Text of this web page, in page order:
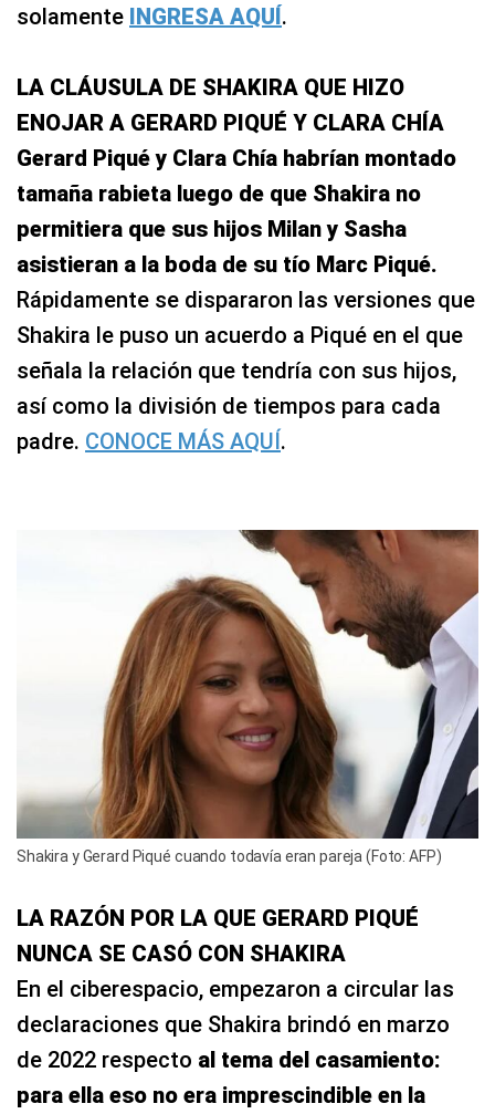
solamente INGRESA AQUÍ.
LA CLÁUSULA DE SHAKIRA QUE HIZO
ENOJAR A GERARD PIQUÉ Y CLARA CHÍA
Gerard Piqué y Clara Chía habrían montado
tamaña rabieta luego de que Shakira no
permitiera que sus hijos Milan y Sasha
asistieran a la boda de su tío Marc Piqué.
Rápidamente se dispararon las versiones que
Shakira le puso un acuerdo a Piqué en el que
señala la relación que tendría con sus hijos,
así como la división de tiempos para cada
padre. CONOCE MÁS AQUÍ.
Shakira y Gerard Piqué cuando todavía eran pareja (Foto: AFP)
LA RAZÓN POR LA QUE GERARD PIQUÉ
NUNCA SE CASÓ CON SHAKIRA
En el ciberespacio, empezaron a circular las
declaraciones que Shakira brindó en marzo
de 2022 respecto al tema del casamiento:
para ella eso no era imprescindible en la